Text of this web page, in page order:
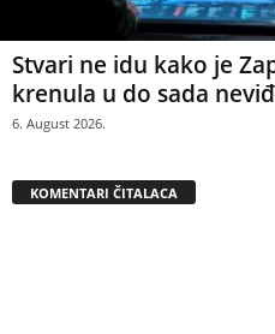
Stvari ne idu kako je
krenula u do sada
6. August 2026.
KOMENTARI ČITALACA